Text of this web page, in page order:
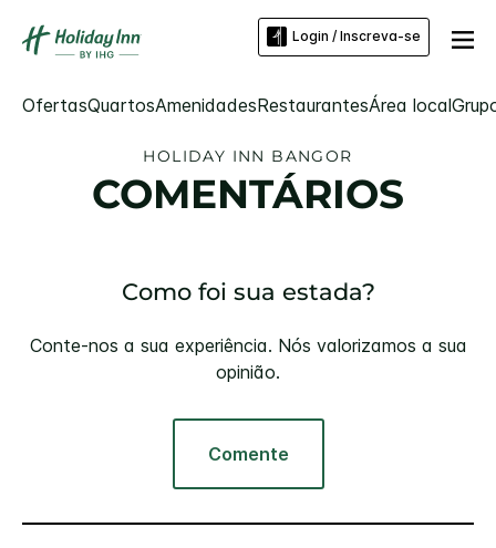
Login / Inscreva-se
OfertasQuartosAmenidadesRestaurantesÁrea local
HOLIDAY INN BANGOR
COMENTÁRIOS
Como foi sua estada?
Conte-nos a sua experiência. Nós valorizamos a sua
opinião.
Comente